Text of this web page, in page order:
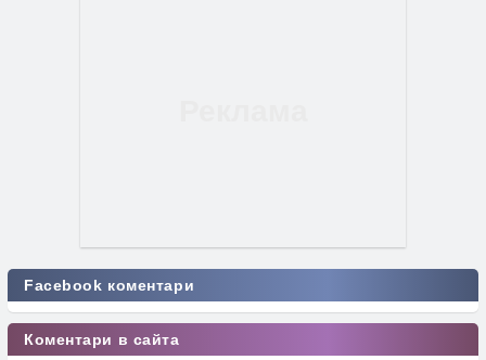
Facebook коментари
Коментари в сайта